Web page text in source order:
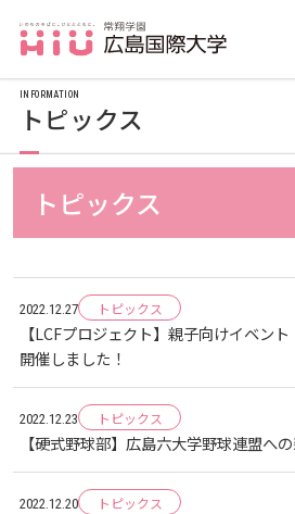
受験生の保護者
在学生の方
保護者の方
大学紹介
トピックス
2022.12.27 トピックス
【LCFプロジェクト】親子向けイベン
開催しました！
2022.12.23 トピックス
【硬式野球部】広島六大学野球連盟へ
2022.12.20 トピックス
INFORMATION
トピックス
お知らせ
2025
2024
2026
2025
メディア掲載
2026
プレスリリース